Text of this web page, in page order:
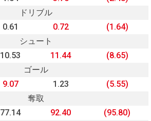
ドリブル
0.61 0.72
(1.64)
シュート
10.53 11.44
(8.65)
ゴール
9.07 1.23
(5.55)
奪取
77.14 92.40
(95.80)